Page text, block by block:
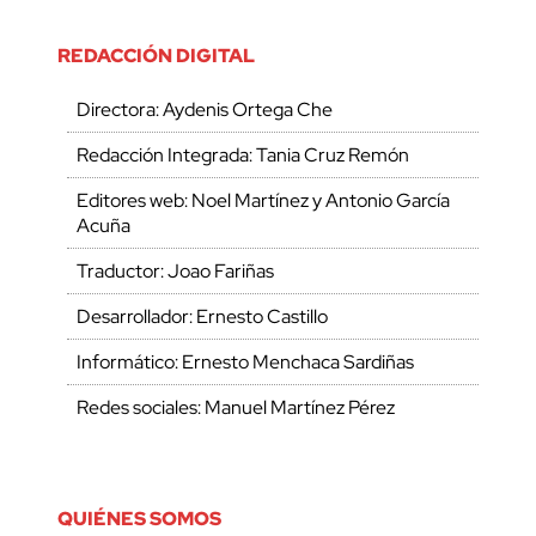
REDACCIÓN DIGITAL
Directora: Aydenis Ortega Che
Redacción Integrada: Tania Cruz Remón
Editores web: Noel Martínez y Antonio García
Acuña
Traductor: Joao Fariñas
Desarrollador: Ernesto Castillo
Informático: Ernesto Menchaca Sardiñas
Redes sociales: Manuel Martínez Pérez
QUIÉNES SOMOS